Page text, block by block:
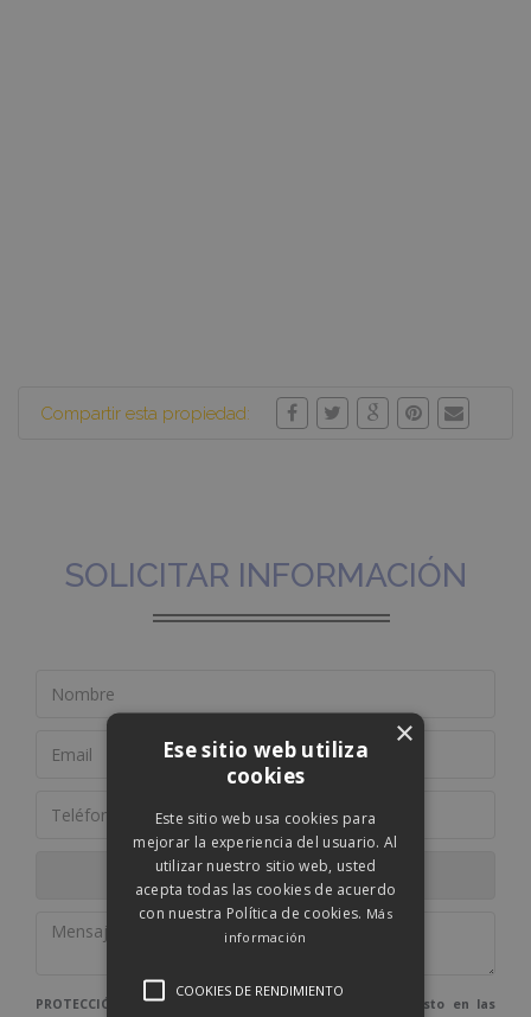
Compartir esta propiedad:
SOLICITAR INFORMACIÓN
PROTECCIÓN DE DATOS: De conformidad con lo dispuesto en las
×
Ese sitio web utiliza
cookies
Este sitio web usa cookies para
mejorar la experiencia del usuario. Al
utilizar nuestro sitio web, usted
acepta todas las cookies de acuerdo
con nuestra Política de cookies. Más
información
COOKIES DE RENDIMIENTO